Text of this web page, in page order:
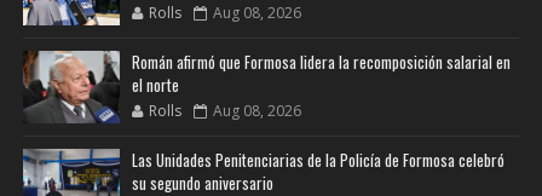
Rolls Aug 08, 2026
Román afirmó que Formosa lidera la recomposición salarial en
el norte
Rolls Aug 08, 2026
Las Unidades Penitenciarias de la Policía de Formosa celebró
su segundo aniversario